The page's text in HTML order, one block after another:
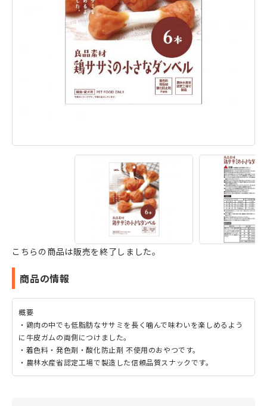
こちらの商品は販売を終了しました。
商品の情報
概要
・鶏肉の中でも低脂肪なササミを長く噛んで味わいを楽しめるよう
に牛皮ガムの両側につけました。
・着色料・発色剤・酸化防止剤 不使用のおやつです。
・農林水産省認定工場で製造した信頼品質スナックです。